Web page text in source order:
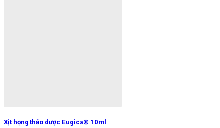
Xịt họng thảo dược Eugica® 10ml